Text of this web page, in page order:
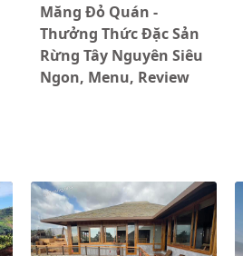
Măng Đỏ Quán -
Thưởng Thức Đặc Sản
Rừng Tây Nguyên Siêu
Ngon, Menu, Review